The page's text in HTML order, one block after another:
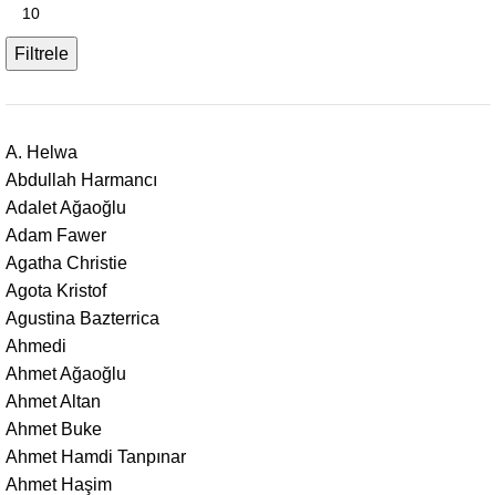
Filtrele
A. Helwa
Abdullah Harmancı
Adalet Ağaoğlu
Adam Fawer
Agatha Christie
Agota Kristof
Agustina Bazterrica
Ahmedi
Ahmet Ağaoğlu
Ahmet Altan
Ahmet Buke
Ahmet Hamdi Tanpınar
Ahmet Haşim